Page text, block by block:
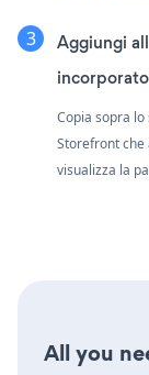
Aggiungi
Copia sopra
Storefront che
visualizza la
All you